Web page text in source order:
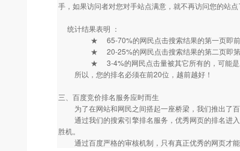
手，如果访问者对您对手站点满意，就不再访问您的站点
统计结果表明 ：
★ 65-70%的网民点击搜索结果的第一页即前
★ 20-25%的网民点击搜索结果的第二页即第
★ 3-4%的网民点击量被其它所有的，可能是成
所以，您的排名必须在前20位，越前越好！
三、百度竞价排名服务应时而生
为了在网站和网民之间搭起一座桥梁，我们推出了百
通过我们的搜索引擎排名服务，优秀网页的排名进入
胜机。
通过百度严格的审核机制，只有真正优秀的网页才能